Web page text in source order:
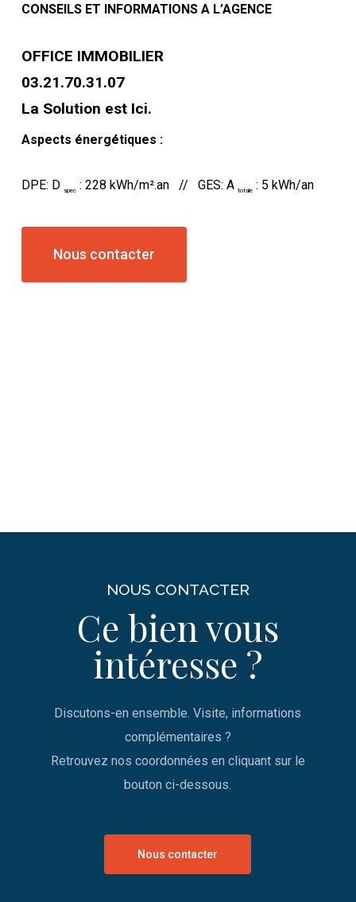
CONSEILS ET INFORMATIONS A L’AGENCE
OFFICE IMMOBILIER
03.21.70.31.07
La Solution est Ici.
Aspects énergétiques :
DPE: D spec : 228 kWh/m².an // GES: A totale : 5 kWh/an
Nous contacter
NOUS CONTACTER
Ce bien vous
intéresse ?
Discutons-en ensemble. Visite, informations
complémentaires ?
Retrouvez nos coordonnées en cliquant sur le
bouton ci-dessous.
Nous contacter